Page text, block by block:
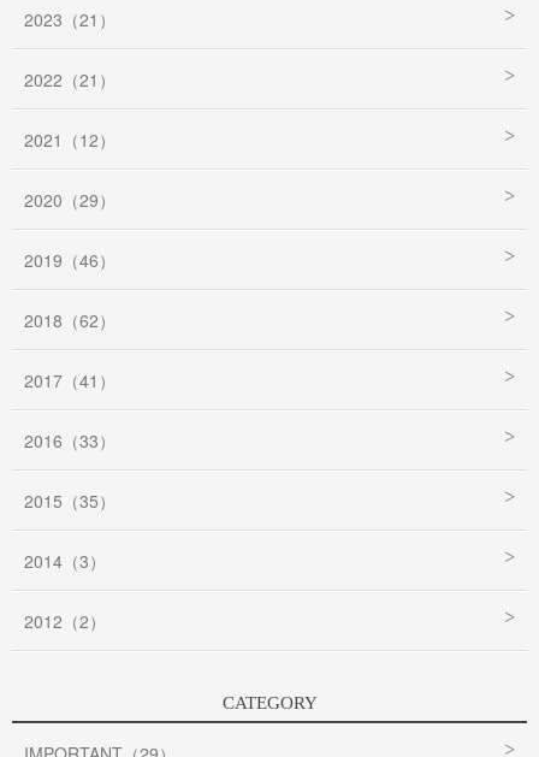
2023（21）
2022（21）
2021（12）
2020（29）
2019（46）
2018（62）
2017（41）
2016（33）
2015（35）
2014（3）
2012（2）
CATEGORY